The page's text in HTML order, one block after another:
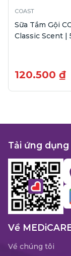
COAST
Sữa Tắm Gội
Classic Scent |
120.500 ₫
Tải ứng dụng
Về
Về chúng tôi